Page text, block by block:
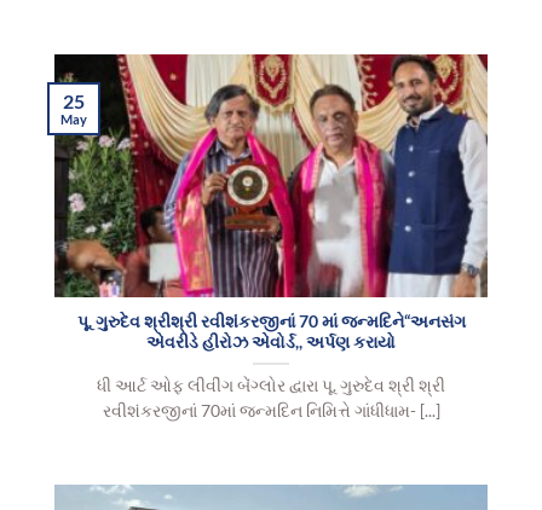
પૂ. ગુરુદેવ શ્રીશ્રી રવીશંકરજીનાં 70 માં જન્મદિને“અનસંગ
એવરીડે હીરોઝ એવોર્ડ,, અર્પણ કરાયો
ધી આર્ટ ઓફ લીવીંગ બેંગ્લોર દ્વારા પૂ. ગુરુદેવ શ્રી શ્રી
રવીશંકરજીનાં 70માં જન્મદિન નિમિત્તે ગાંધીધામ- [...]
25
May